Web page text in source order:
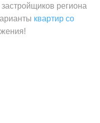
региона
квартир со